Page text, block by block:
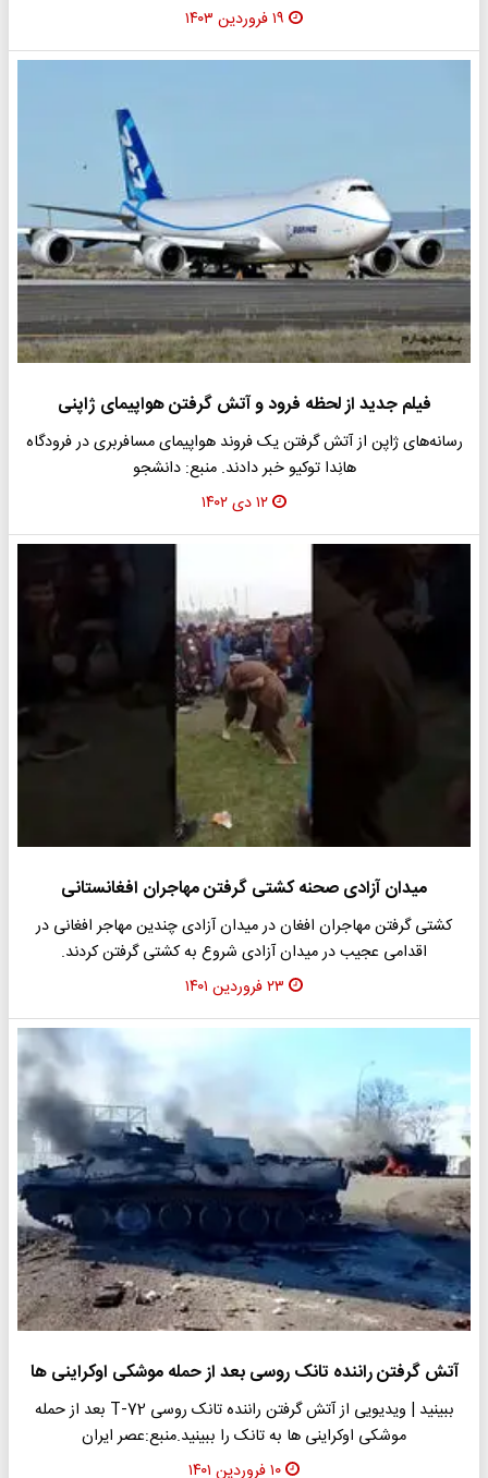
۱۹ فروردین ۱۴۰۳
فیلم جدید از لحظه فرود و آتش گرفتن هواپیمای ژاپنی
رسانه‌های ژاپن از آتش گرفتن یک فروند هواپیمای مسافربری در فرودگاه
هانِدا توکیو خبر دادند. منبع: دانشجو
۱۲ دی ۱۴۰۲
میدان آزادی صحنه کشتی گرفتن مهاجران افغانستانی
کشتی گرفتن مهاجران افغان در میدان آزادی چندین مهاجر افغانی در
اقدامی عجیب در میدان آزادی شروع به کشتی گرفتن کردند.
۲۳ فروردین ۱۴۰۱
آتش گرفتن راننده تانک روسی بعد از حمله موشکی اوکراینی ها
ببینید | ویدیویی از آتش گرفتن راننده تانک روسی T-72 بعد از حمله
موشکی اوکراینی ها به تانک را ببینید.منبع:عصر ایران
۱۰ فروردین ۱۴۰۱